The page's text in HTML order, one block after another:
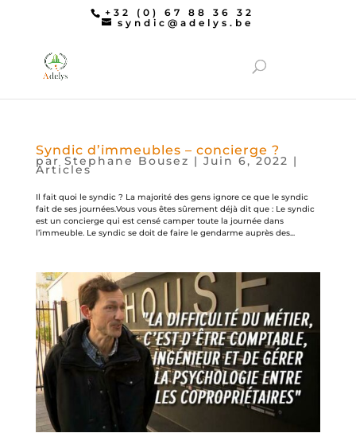
+32 (0) 67 88 36 32
syndic@adelys.be
Syndic d’immeubles – concierge ?
par Stephane Bousez | Juin 6, 2022 |
Articles
Il fait quoi le syndic ? La majorité des gens ignore ce que le syndic
fait de ses journées.Vous vous êtes sûrement déjà dit que : Le syndic
est un concierge qui est censé camper toute la journée dans
l’immeuble. Le syndic se doit de faire le gendarme auprès des...